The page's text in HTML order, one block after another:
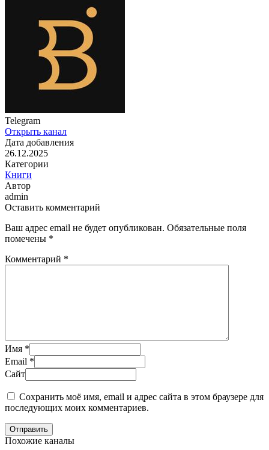
Telegram
Открыть канал
Дата добавления
26.12.2025
Категории
Книги
Автор
admin
Оставить комментарий
Ваш адрес email не будет опубликован. Обязательные поля
помечены *
Комментарий *
Имя *
Email *
Сайт
Сохранить моё имя, email и адрес сайта в этом браузере для
последующих моих комментариев.
Отправить
Похожие каналы